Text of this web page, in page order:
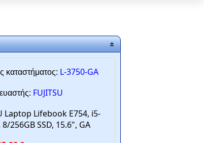
καταστήματος: L-3750-GA
FUJITSU
Laptop Lifebook E754, i5-
256GB SSD, 15.6", GA